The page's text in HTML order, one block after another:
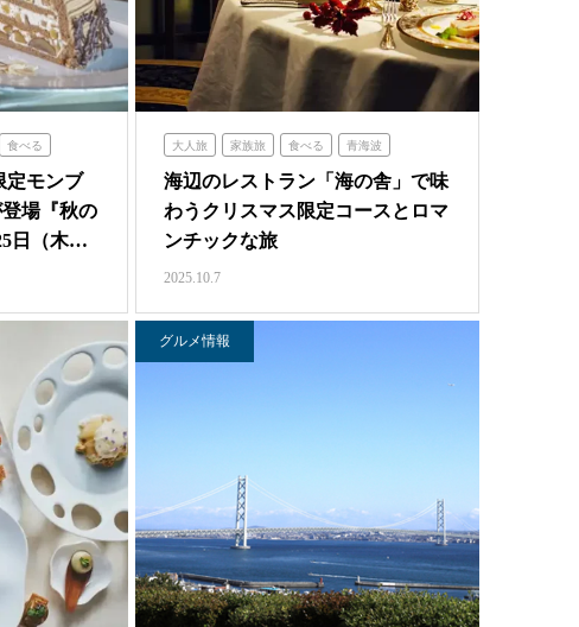
食べる
定モンブ
場『秋の
日（木…
大人旅 家族旅 食べる 青海波
海辺のレストラン「海の舎」で味
わうクリスマス限定コースとロマ
ンチックな旅
2025.10.7
グルメ情報